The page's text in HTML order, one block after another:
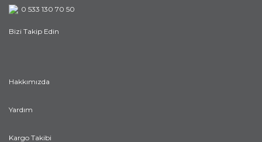
0 533 130 70 50
Bizi Takip Edin
Hakkımızda
Yardım
Kargo Takibi